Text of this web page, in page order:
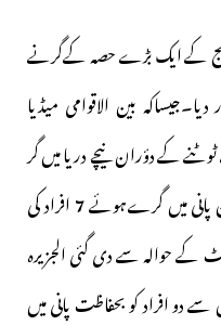
کے ایک بڑے حصہ کےگرنے
بین الاقوامی میڈیا
کے دؤران نیچے دریا میں گر
پانی میں گرےہوئے7افراد کی
کے حوالہ سے دی گئی الجزیرہ
افراد کو بحفاظت پانی میں